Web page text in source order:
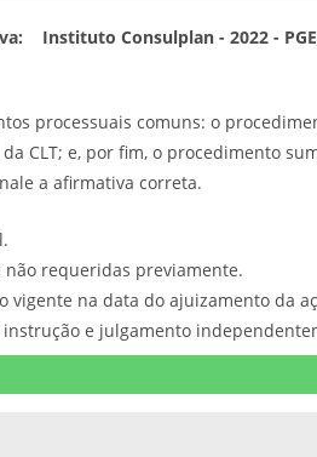
Instituto Consulplan - 2022 -
processuais comuns: o
CLT; e, por fim, o procedimento
a afirmativa correta.
requeridas previamente.
vigente na data do ajuizamento da
e julgamento